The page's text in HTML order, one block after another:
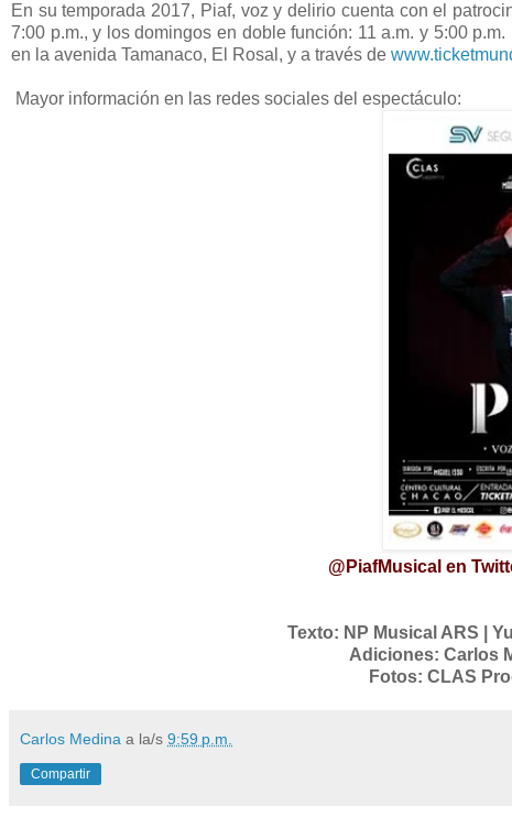
En su temporada 2017, Piaf, voz y delirio cuenta con el
7:00 p.m., y los domingos en doble función: 11 a.m. y 5:00
en la avenida Tamanaco, El Rosal, y a través de
Mayor información en las redes sociales del espectáculo:
@PiafMusical en
Texto: NP Musical ARS |
Adiciones: Carlos
Fotos: CLAS
Carlos Medina a la/s 9:59 p.m.
Compartir